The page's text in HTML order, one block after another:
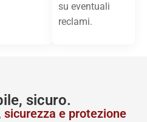
su eventuali
reclami.
sicuro.
e protezione